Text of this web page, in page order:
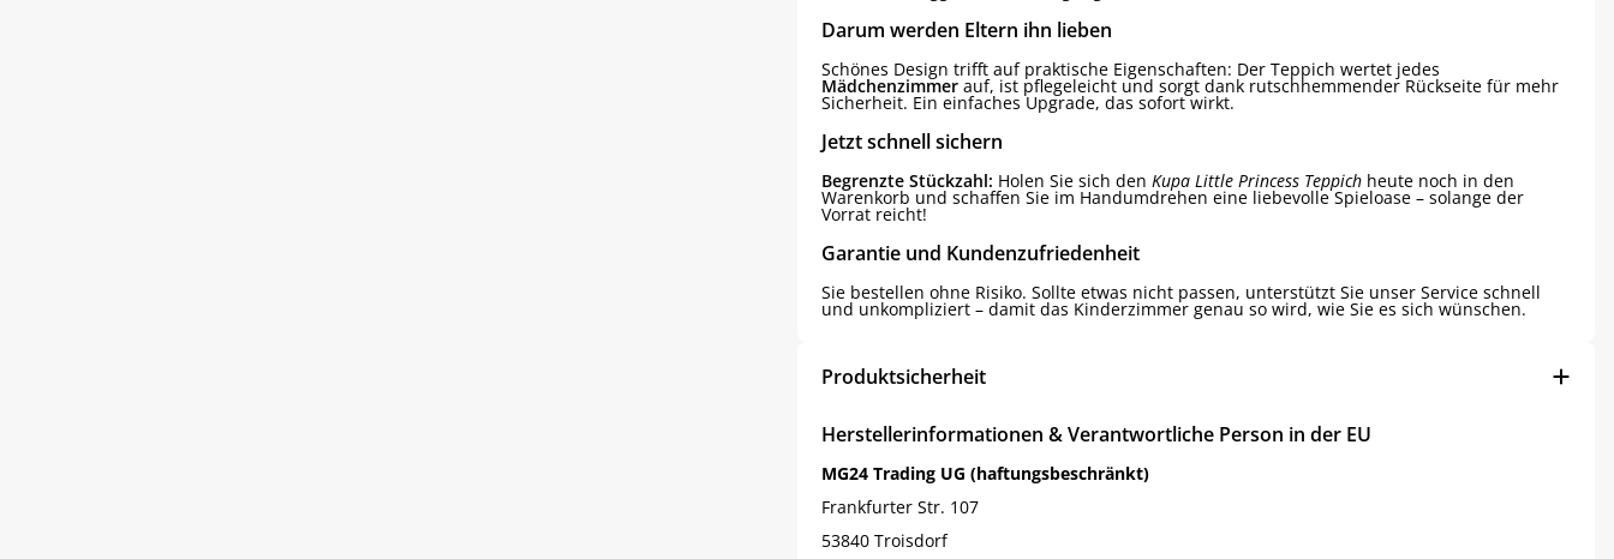
Darum werden Eltern ihn lieben
Schönes Design trifft auf praktische Eigenschaften: Der Teppich wertet jedes
Mädchenzimmer auf, ist pflegeleicht und sorgt dank rutschhemmender Rückseite für mehr
Sicherheit. Ein einfaches Upgrade, das sofort wirkt.
Jetzt schnell sichern
Begrenzte Stückzahl: Holen Sie sich den Kupa Little Princess Teppich heute noch in den
Warenkorb und schaffen Sie im Handumdrehen eine liebevolle Spieloase – solange der
Vorrat reicht!
Garantie und Kundenzufriedenheit
Sie bestellen ohne Risiko. Sollte etwas nicht passen, unterstützt Sie unser Service schnell
und unkompliziert – damit das Kinderzimmer genau so wird, wie Sie es sich wünschen.
Produktsicherheit
Herstellerinformationen & Verantwortliche Person in der EU
MG24 Trading UG (haftungsbeschränkt)
Frankfurter Str. 107
53840 Troisdorf